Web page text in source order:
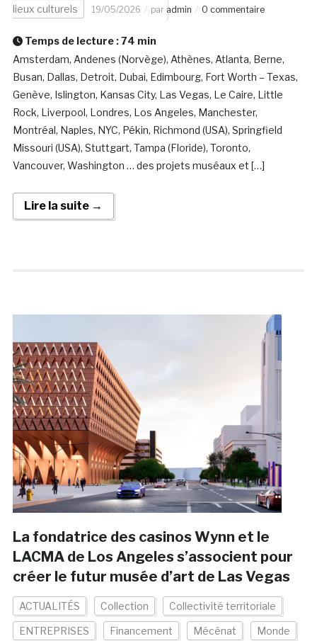
lieux culturels 19/05/2026 par admin 0 commentaire
Temps de lecture :74 min
Amsterdam, Andenes (Norvège), Athènes, Atlanta, Berne,
Busan, Dallas, Detroit, Dubai, Edimbourg, Fort Worth – Texas,
Genève, Islington, Kansas City, Las Vegas, Le Caire, Little
Rock, Liverpool, Londres, Los Angeles, Manchester,
Montréal, Naples, NYC, Pékin, Richmond (USA), Springfield
Missouri (USA), Stuttgart, Tampa (Floride), Toronto,
Vancouver, Washington … des projets muséaux et […]
Lire la suite →
La fondatrice des casinos Wynn et le
LACMA de Los Angeles s’associent pour
créer le futur musée d’art de Las Vegas
ACTUALITÉS Collection Collectivité territoriale
ENTREPRISES Financement Mécénat Monde